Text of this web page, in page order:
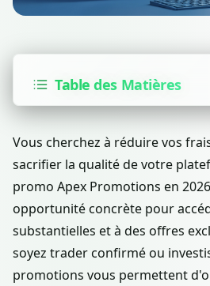
Table des Matières
Vous cherchez à réduire vos
sacrifier la qualité de votre
promo Apex Promotions en
opportunité concrète pour
substantielles et à des offres
soyez trader confirmé ou
promotions vous permettent